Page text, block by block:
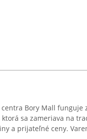
Bory Mall funguje
ktorá sa zameriava na
a prijateľné ceny.